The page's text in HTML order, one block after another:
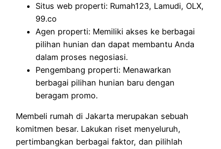
Situs web properti: Rumah123, Lamudi, OLX,
99.co
Agen properti: Memiliki akses ke berbagai
pilihan hunian dan dapat membantu Anda
dalam proses negosiasi.
Pengembang properti: Menawarkan
berbagai pilihan hunian baru dengan
beragam promo.
Membeli rumah di Jakarta merupakan sebuah
komitmen besar. Lakukan riset menyeluruh,
pertimbangkan berbagai faktor, dan pilihlah